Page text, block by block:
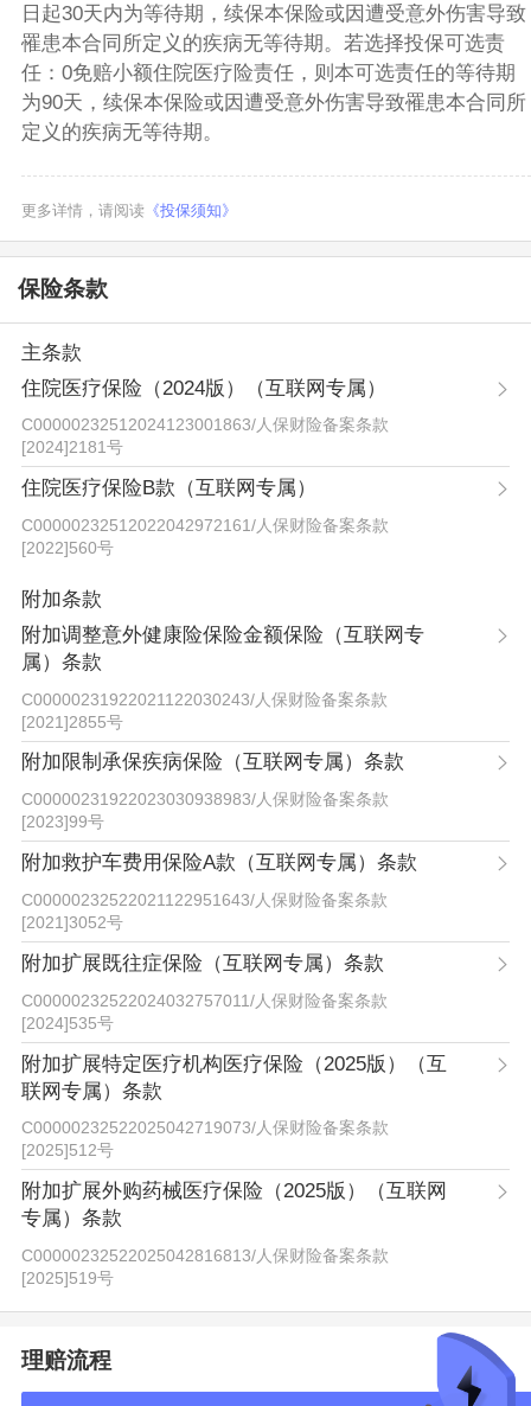
日起30天内为等待期，续保本保险或因遭受意外伤害导致
罹患本合同所定义的疾病无等待期。若选择投保可选责
任：0免赔小额住院医疗险责任，则本可选责任的等待期
为90天，续保本保险或因遭受意外伤害导致罹患本合同所
定义的疾病无等待期。
更多详情，请阅读《投保须知》
保险条款
主条款
住院医疗保险（2024版）（互联网专属）
C00000232512024123001863/人保财险备案条款
[2024]2181号
住院医疗保险B款（互联网专属）
C00000232512022042972161/人保财险备案条款
[2022]560号
附加条款
附加调整意外健康险保险金额保险（互联网专
属）条款
C00000231922021122030243/人保财险备案条款
[2021]2855号
附加限制承保疾病保险（互联网专属）条款
C00000231922023030938983/人保财险备案条款
[2023]99号
附加救护车费用保险A款（互联网专属）条款
C00000232522021122951643/人保财险备案条款
[2021]3052号
附加扩展既往症保险（互联网专属）条款
C00000232522024032757011/人保财险备案条款
[2024]535号
附加扩展特定医疗机构医疗保险（2025版）（互
联网专属）条款
C00000232522025042719073/人保财险备案条款
[2025]512号
附加扩展外购药械医疗保险（2025版）（互联网
专属）条款
C00000232522025042816813/人保财险备案条款
[2025]519号
理赔流程